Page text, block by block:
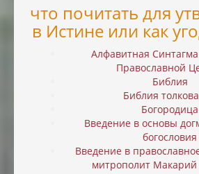
что почитать для
в Истине или как
Алфавитная
Православной
Библия
Библия
Богородица
Введение в основы
богословия
Введение в
митрополит Макарий